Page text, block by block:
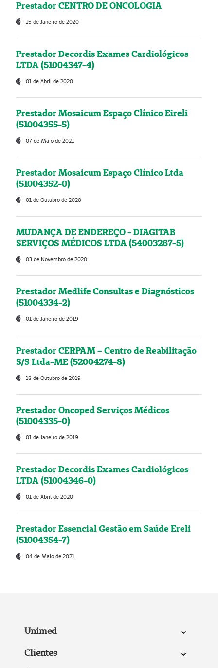
Prestador CENTRO DE ONCOLOGIA
15 de Janeiro de 2020
Prestador Decordis Exames Cardiológicos
LTDA (51004347-4)
01 de Abril de 2020
Prestador Mosaicum Espaço Clínico Eireli
(51004355-5)
07 de Maio de 2021
Prestador Mosaicum Espaço Clínico Ltda
(51004352-0)
01 de Outubro de 2020
MUDANÇA DE ENDEREÇO - DIAGITAB
SERVIÇOS MÉDICOS LTDA (54003267-5)
03 de Novembro de 2020
Prestador Medlife Consultas e Diagnósticos
(51004334-2)
01 de Janeiro de 2019
Prestador CERPAM – Centro de Reabilitação
S/S Ltda-ME (52004274-8)
18 de Outubro de 2019
Prestador Oncoped Serviços Médicos
(51004335-0)
01 de Janeiro de 2019
Prestador Decordis Exames Cardiológicos
LTDA (51004346-0)
01 de Abril de 2020
Prestador Essencial Gestão em Saúde Ereli
(51004354-7)
04 de Maio de 2021
Unimed
Clientes